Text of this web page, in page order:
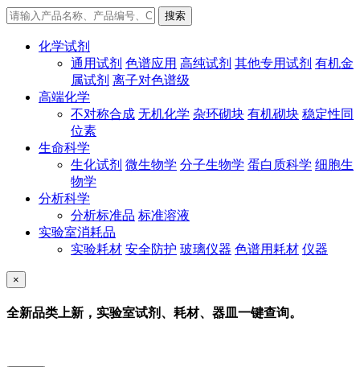
搜索
化学试剂
通用试剂 色谱应用 高纯试剂 其他专用试剂 有机金
属试剂 离子对色谱级
高端化学
不对称合成 无机化学 杂环砌块 有机砌块 稳定性同
位素
生命科学
生化试剂 微生物学 分子生物学 蛋白质科学 细胞生
物学
分析科学
分析标准品 标准溶液
实验室消耗品
实验耗材 安全防护 玻璃仪器 色谱用耗材 仪器
×
全新品类上新，实验室试剂、耗材、器皿一键查询。